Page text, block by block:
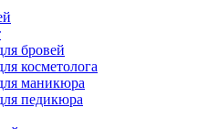
бровей
косметолога
маникюра
педикюра